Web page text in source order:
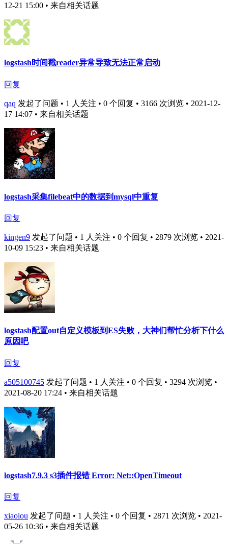
12-21 15:00 • 来自相关话题
logstash时间戳reader异常导致无法正常启动
回复
qaq 发起了问题 • 1 人关注 • 0 个回复 • 3166 次浏览 • 2021-12-
17 14:07 • 来自相关话题
logstash采集filebeat中的数据到mysql中重复
回复
kingen9 发起了问题 • 1 人关注 • 0 个回复 • 2879 次浏览 • 2021-
10-09 15:23 • 来自相关话题
logstash配置out自定义模板到ES失败，大神们帮忙分析下什么
原因吧
回复
a505100745 发起了问题 • 1 人关注 • 0 个回复 • 3294 次浏览 •
2021-08-20 17:24 • 来自相关话题
logstash7.9.3 s3插件报错 Error: Net::OpenTimeout
回复
xiaolou 发起了问题 • 1 人关注 • 0 个回复 • 2871 次浏览 • 2021-
05-26 10:36 • 来自相关话题